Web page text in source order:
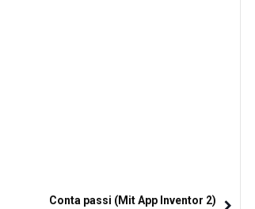
Conta passi (Mit App Inventor 2)